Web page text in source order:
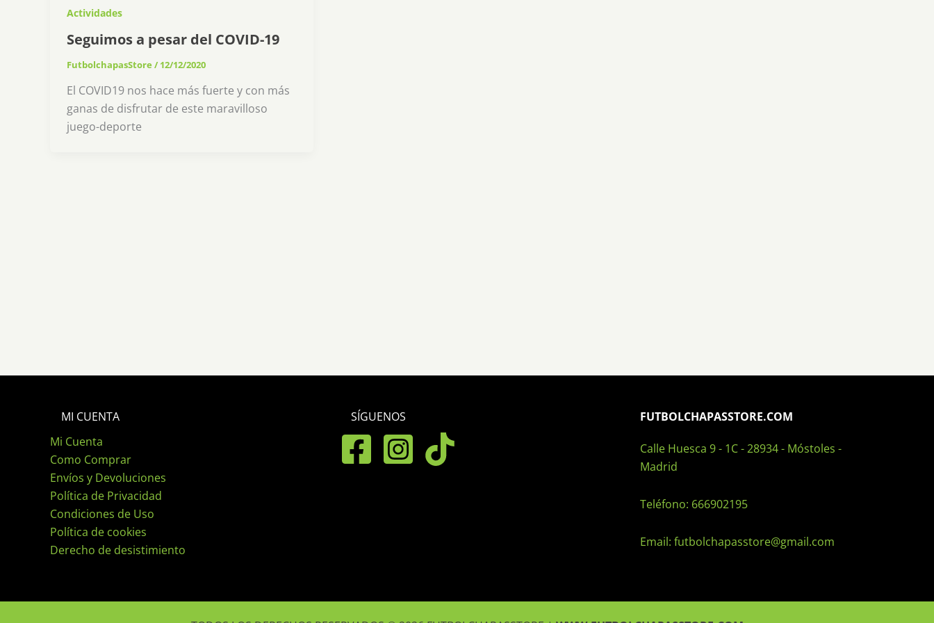
Actividades
Seguimos a pesar del COVID-19
FutbolchapasStore / 12/12/2020
El COVID19 nos hace más fuerte y con más
ganas de disfrutar de este maravilloso
juego-deporte
MI CUENTA
Mi Cuenta
Como Comprar
Envíos y Devoluciones
Política de Privacidad
Condiciones de Uso
Política de cookies
Derecho de desistimiento
SÍGUENOS FUTBOLCHAPASSTORE.COM
Calle Huesca 9 - 1C - 28934 - Móstoles -
Madrid
Teléfono: 666902195
Email:futbolchapasstore@gmail.com